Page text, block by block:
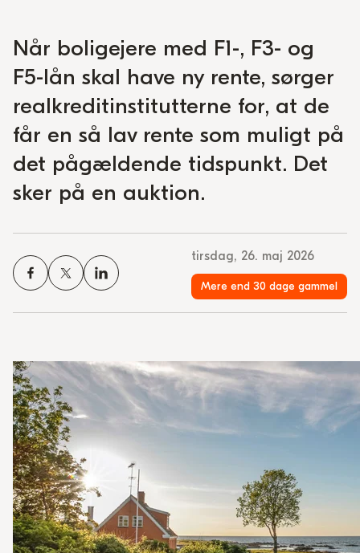
Når boligejere med F1-, F3- og
F5-lån skal have ny rente, sørger
realkreditinstitutterne for, at de
får en så lav rente som muligt på
det pågældende tidspunkt. Det
sker på en auktion.
tirsdag, 26. maj 2026
Mere end 30 dage gammel